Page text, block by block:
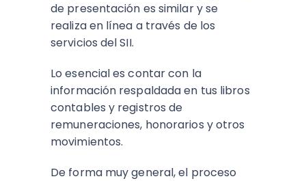
de presentación es similar y se
realiza en línea a través de los
servicios del SII.
Lo esencial es contar con la
información respaldada en tus libros
contables y registros de
remuneraciones, honorarios y otros
movimientos.​
De forma muy general, el proceso